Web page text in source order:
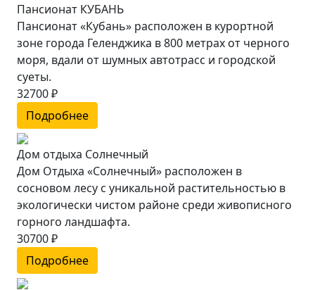
Пансионат КУБАНЬ
Пансионат «Кубань» расположен в курортной
зоне города Геленджика в 800 метрах от черного
моря, вдали от шумных автотрасс и городской
суеты.
32700 ₽
Подробнее
Дом отдыха Солнечный
Дом Отдыха «Солнечный» расположен в
сосновом лесу с уникальной растительностью в
экологически чистом районе среди живописного
горного ландшафта.
30700 ₽
Подробнее